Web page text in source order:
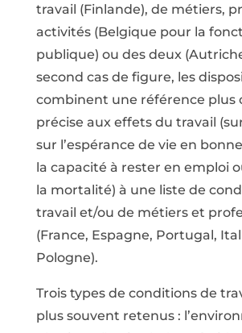
travail (Finlande), de métiers,
activités (Belgique pour la
publique) ou des deux
second cas de figure, les
combinent une référence plus
précise aux effets du travail
sur l’espérance de vie en
la capacité à rester en emploi
la mortalité) à une liste de
travail et/ou de métiers et
(France, Espagne, Portugal,
Pologne).
Trois types de conditions de
plus souvent retenus :